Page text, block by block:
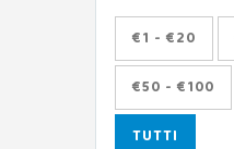
€1 - €20
€50 - €100
TUTTI